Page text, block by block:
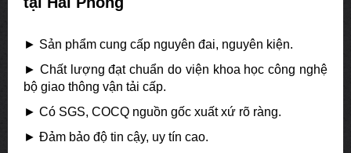
► Sản phẩm cung cấp nguyên đai, nguyên kiện.
► Chất lượng đạt chuẩn do viện khoa học công nghệ
bộ giao thông vận tải cấp.
► Có SGS, COCQ nguồn gốc xuất xứ rõ ràng.
► Đảm bảo độ tin cậy, uy tín cao.